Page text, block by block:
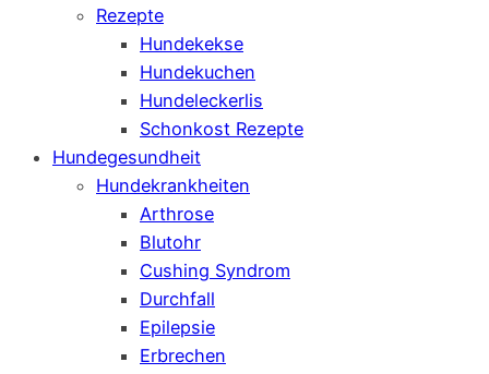
Rezepte
Hundekekse
Hundekuchen
Hundeleckerlis
Schonkost Rezepte
Hundegesundheit
Hundekrankheiten
Arthrose
Blutohr
Cushing Syndrom
Durchfall
Epilepsie
Erbrechen